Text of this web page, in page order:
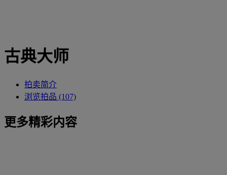
古典大师
拍卖简介
浏览拍品 (107)
更多精彩内容